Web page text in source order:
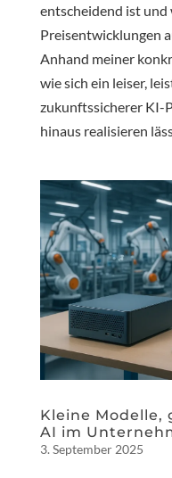
entscheidend ist
Preisentwicklungen
Anhand meiner
wie sich ein leiser,
zukunftssicherer KI-
hinaus realisieren
Kleine Modelle,
AI im
3. September 2025